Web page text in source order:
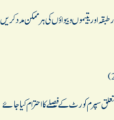
اوریتیموںوبیواؤں کی ہرممکن مددکریں
سپرم کورٹ کےفیصلےکااحترام کیا جائے